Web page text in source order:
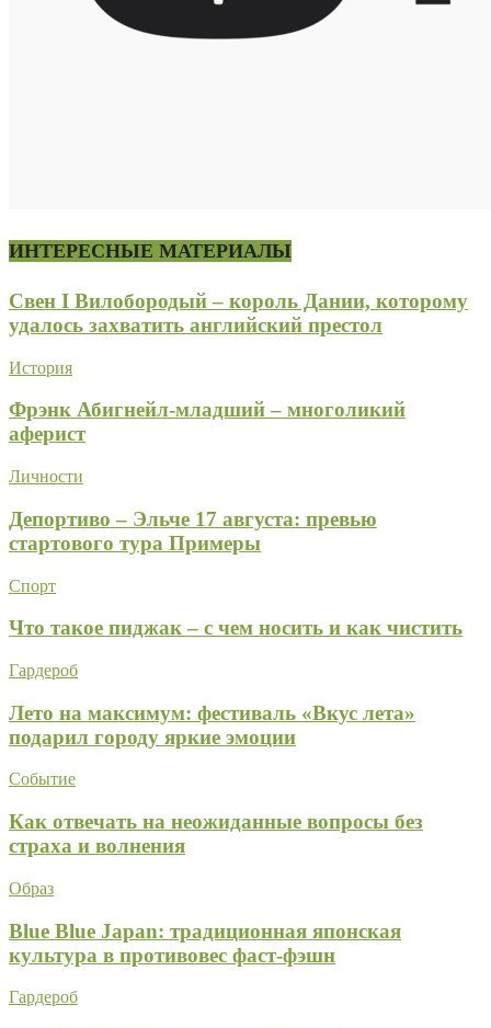
ИНТЕРЕСНЫЕ МАТЕРИАЛЫ
Свен I Вилобородый – король Дании, которому
удалось захватить английский престол
История
Фрэнк Абигнейл-младший – многоликий
аферист
Личности
Депортиво – Эльче 17 августа: превью
стартового тура Примеры
Спорт
Что такое пиджак – с чем носить и как чистить
Гардероб
Лето на максимум: фестиваль «Вкус лета»
подарил городу яркие эмоции
Событие
Как отвечать на неожиданные вопросы без
страха и волнения
Образ
Blue Blue Japan: традиционная японская
культура в противовес фаст-фэшн
Гардероб